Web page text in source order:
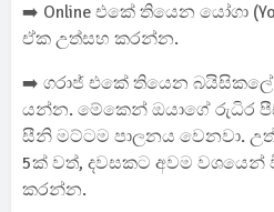
➡️ Online එකේ තියෙන යෝගා
ඒක උත්සහ කරන්න.
➡️ ගරාජ් එකේ තියෙන
යන්න. මේකෙන් ඔයාගේ රුධිර
සීනි මට්ටම පාලනය වෙනවා.
5ක් වත්, දවසකට අවම වශයෙන්
කරන්න.